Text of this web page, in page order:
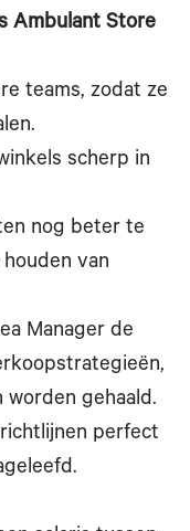
Ambulant Store
teams, zodat ze
scherp in
nog beter te
van
Manager de
gehaald.
perfect